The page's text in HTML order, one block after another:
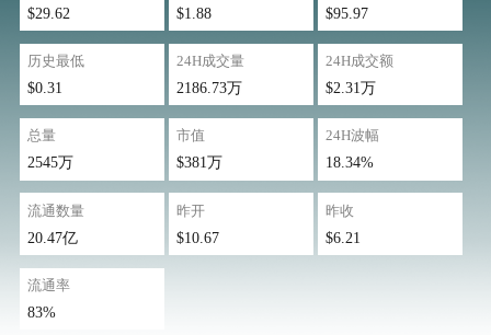
$29.62 $1.88 $95.97
历史最低
$0.31
24H成交量
2186.73万
24H成交额
$2.31万
总量
2545万
市值
$381万
24H波幅
18.34%
流通数量
20.47亿
昨开
$10.67
昨收
$6.21
流通率
83%